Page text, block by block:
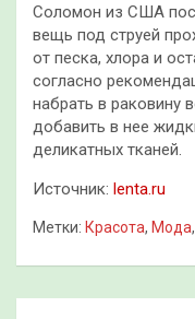
Соломон из США
вещь под струей
от песка, хлора и
согласно
набрать в раковину
добавить в нее
деликатных тканей.
Источник: lenta.ru
Метки: Красота, Мода,